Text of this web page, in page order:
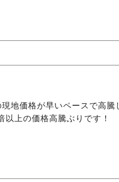
地価格が早いペースで高騰
上の価格高騰ぶりです！